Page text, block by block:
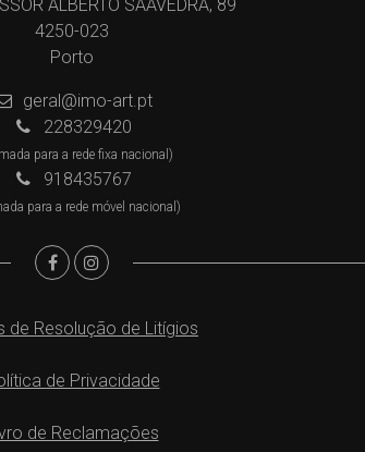
ALBERTO SAAVEDRA, 89
4250-023
Porto
geral@imo-art.pt
228329420
para a rede fixa nacional)
918435767
para a rede móvel nacional)
de Resolução de Litígios
de Privacidade
de Reclamações